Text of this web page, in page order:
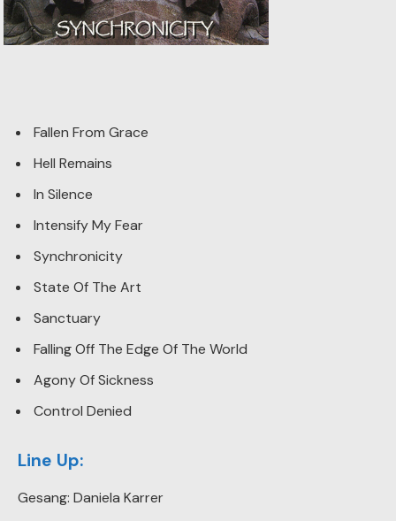
Fallen From Grace
Hell Remains
In Silence
Intensify My Fear
Synchronicity
State Of The Art
Sanctuary
Falling Off The Edge Of The World
Agony Of Sickness
Control Denied
Line Up:
Gesang: Daniela Karrer